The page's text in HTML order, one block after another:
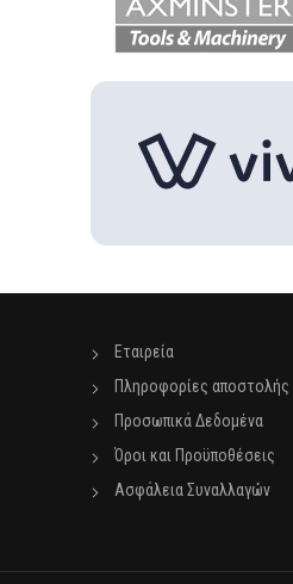
Εταιρεία
Πληροφορίες αποστολής
Προσωπικά Δεδομένα
Όροι και Προϋποθέσεις
Ασφάλεια Συναλλαγών